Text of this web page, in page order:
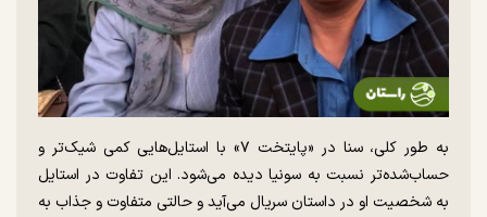
به طور کلی، سنا در «پایتخت ۷» با استایل‌هایی کمی شیک‌تر و
حساب‌شده‌تر نسبت به سونیا دیده می‌شود. این تفاوت در استایل
به شخصیت او در داستان سریال می‌آید و حالتی متفاوت و جذاب به